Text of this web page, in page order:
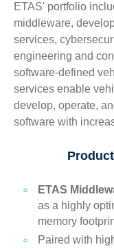
ETAS' portfolio
middleware,
services,
engineering and
software-defined
services enable
develop, operate,
software with
ETAS
as a highly
memory
Paired with